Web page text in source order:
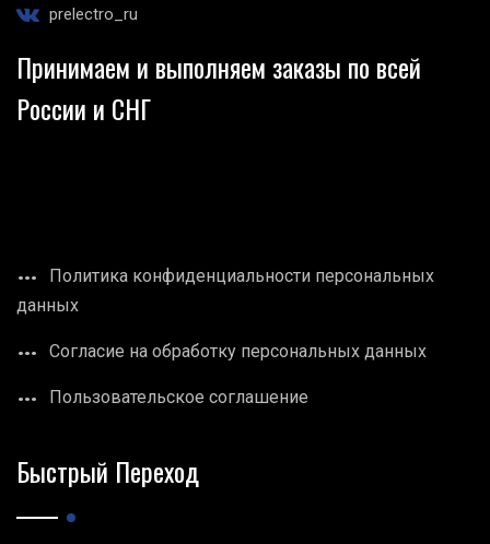
prelectro_ru
Принимаем и выполняем заказы по всей
России и СНГ
Политика конфиденциальности персональных
данных
Согласие на обработку персональных данных
Пользовательское соглашение
Быстрый Переход